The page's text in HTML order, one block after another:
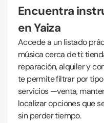
Encuentra instrumentos y tiendas
en Yaiza
Accede a un listado
música cerca de ti:
reparación, alquiler y
te permite filtrar por
servicios —venta,
localizar opciones que
sin perder tiempo.